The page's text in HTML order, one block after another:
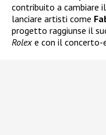
contribuito a cambiare
lanciare artisti come
progetto raggiunse il
Rolex e con il concerto-